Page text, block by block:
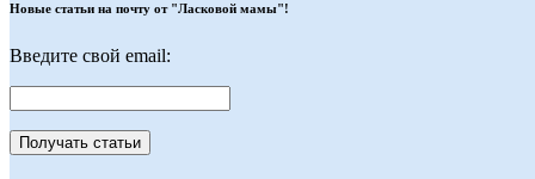
Новые статьи на почту от "Ласковой мамы"!
Введите свой email: